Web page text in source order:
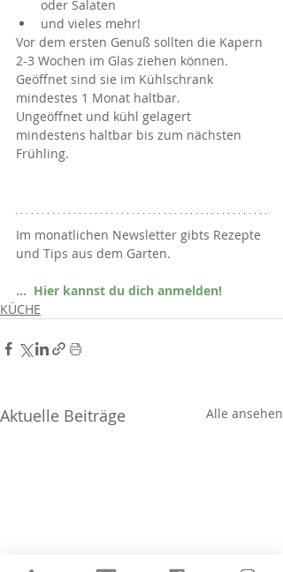
oder Salaten
und vieles mehr!
Vor dem ersten Genuß sollten die Kapern
2-3 Wochen im Glas ziehen können.
Geöffnet sind sie im Kühlschrank
mindestes 1 Monat haltbar.
Ungeöffnet und kühl gelagert
mindestens haltbar bis zum nächsten
Frühling.
Im monatlichen Newsletter gibts Rezepte
und Tips aus dem Garten.
...  Hier kannst du dich anmelden!
KÜCHE
Aktuelle Beiträge Alle ansehen